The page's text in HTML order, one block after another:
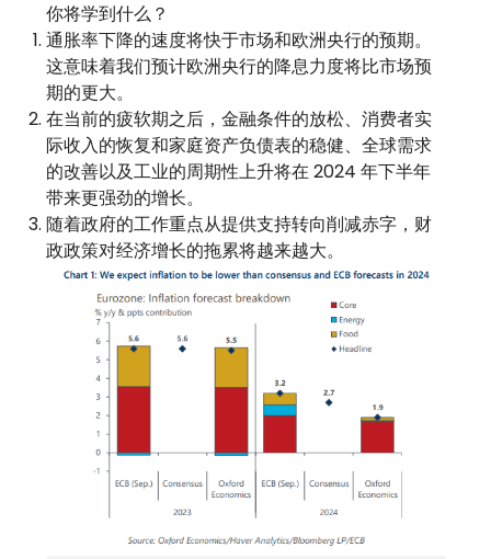
你将学到什么？
通胀率下降的速度将快于市场和欧洲央行的预期。
这意味着我们预计欧洲央行的降息力度将比市场预
期的更大。
在当前的疲软期之后，金融条件的放松、消费者实
际收入的恢复和家庭资产负债表的稳健、全球需求
的改善以及工业的周期性上升将在 2024 年下半年
带来更强劲的增长。
随着政府的工作重点从提供支持转向削减赤字，财
政政策对经济增长的拖累将越来越大。